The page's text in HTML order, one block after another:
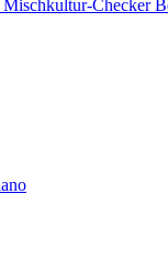
Mischkultur-Checker